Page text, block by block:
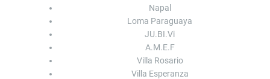
Napal
Loma Paraguaya
JU.BI.Vi
A.M.E.F
Villa Rosario
Villa Esperanza